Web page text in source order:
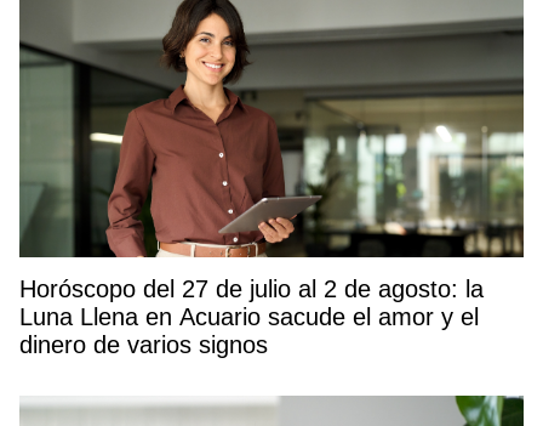
Horóscopo del 27 de julio al 2 de agosto: la
Luna Llena en Acuario sacude el amor y el
dinero de varios signos